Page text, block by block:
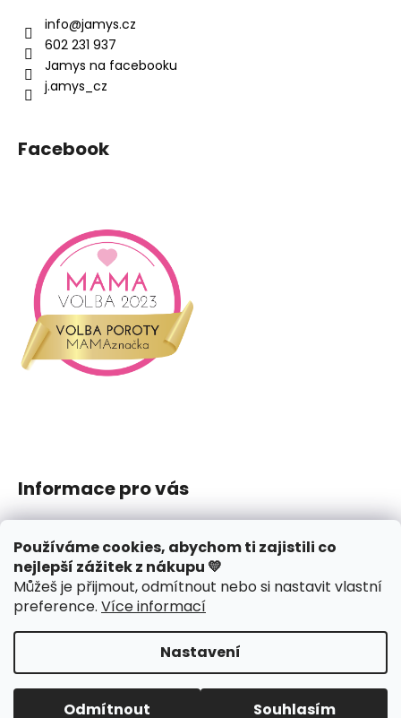
Používáme cookies, abychom ti zajistili co
nejlepší zážitek z nákupu 💛
Můžeš je přijmout, odmítnout nebo si nastavit vlastní
preference. Více informací
Nastavení
Odmítnout Souhlasím
info@jamys.cz
602 231 937
Jamys na facebooku
j.amys_cz
Facebook
Informace pro vás
Jak nakupovat
Obchodní podmínky
Podmínky ochrany osobních údajů
Reklamace či vrácení
Hodnocení obchodu
Copyright 2026J.amys. Všechna práva vyhrazena.
Upravit nastavení cookies
Design webunechodom.cz